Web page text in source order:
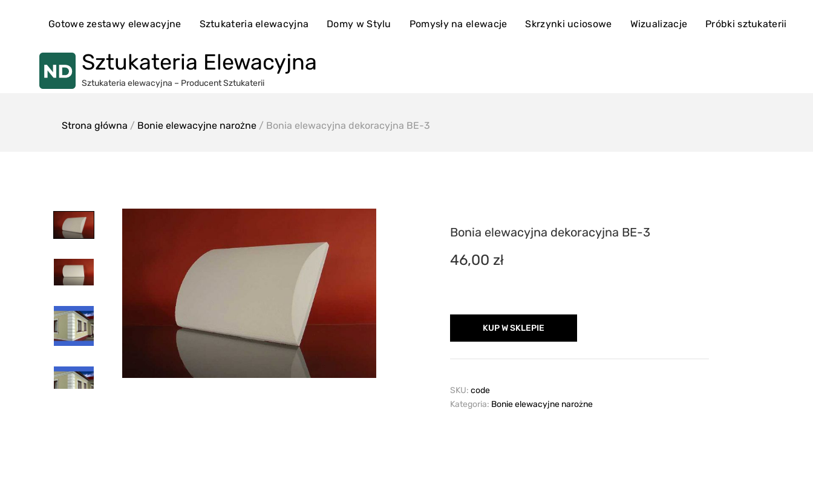
Sztukateria Elewacyjna
Sztukateria elewacyjna – Producent Sztukaterii
Gotowe zestawy elewacyjne Sztukateria elewacyjna Domy w Stylu Pomysły na elewacje Skrzynki uciosowe Wizualizacje Próbki sztukaterii
Strona główna / Bonie elewacyjne narożne / Bonia elewacyjna dekoracyjna BE-3
Bonia elewacyjna dekoracyjna BE-3
46,00 zł
KUP W SKLEPIE
SKU: code
Kategoria: Bonie elewacyjne narożne